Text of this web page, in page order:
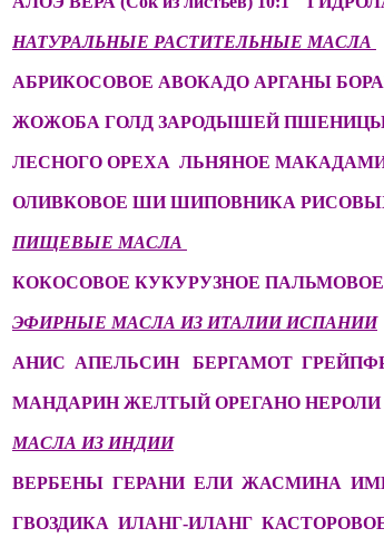
НАТУРАЛЬНЫЕ РАСТИТЕЛЬНЫЕ МАСЛА
АБРИКОСОВОЕ АВОКАДО АРГАНЫ
ЖОЖОБА ГОЛД ЗАРОДЫШЕЙ
ЛЕСНОГО ОРЕХА ЛЬНЯНОЕ
ОЛИВКОВОЕ ШИ ШИПОВНИКА
ПИЩЕВЫЕ МАСЛА
КОКОСОВОЕ КУКУРУЗНОЕ
ЭФИРНЫЕ МАСЛА ИЗ ИТАЛИИ ИСПАНИИ
АНИС АПЕЛЬСИН БЕРГАМОТ
МАНДАРИН ЖЕЛТЫЙ ОРЕГАНО
МАСЛА ИЗ ИНДИИ
ВЕРБЕНЫ ГЕРАНИ ЕЛИ ЖАСМИНА
ГВОЗДИКА ИЛАНГ-ИЛАНГ